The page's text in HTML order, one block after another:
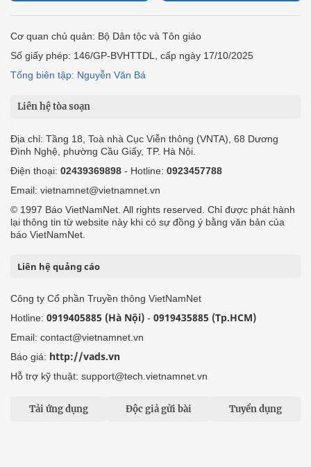
Cơ quan chủ quản: Bộ Dân tộc và Tôn giáo
Số giấy phép: 146/GP-BVHTTDL, cấp ngày 17/10/2025
Tổng biên tập: Nguyễn Văn Bá
Liên hệ tòa soạn
Địa chỉ: Tầng 18, Toà nhà Cục Viễn thông (VNTA), 68 Dương
Đình Nghệ, phường Cầu Giấy, TP. Hà Nội.
Điện thoại: 02439369898 - Hotline: 0923457788
Email: vietnamnet@vietnamnet.vn
© 1997 Báo VietNamNet. All rights reserved. Chỉ được phát hành
lại thông tin từ website này khi có sự đồng ý bằng văn bản của
báo VietNamNet.
Liên hệ quảng cáo
Công ty Cổ phần Truyền thông VietNamNet
Hotline: 0919405885 (Hà Nội) - 0919435885 (Tp.HCM)
Email: contact@vietnamnet.vn
Báo giá: http://vads.vn
Hỗ trợ kỹ thuật: support@tech.vietnamnet.vn
Tải ứng dụng Độc giả gửi bài Tuyển dụng